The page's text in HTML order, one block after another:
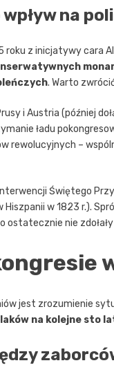
na
z inicjatywy cara
. Warto
i Austria (później
ładu
rewolucyjnych –
Świętego
w 1823 r.).
ostatecznie nie
jest zrozumienie
na kolejne sto